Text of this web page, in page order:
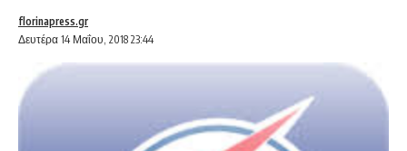
Δευτέρα 14 Μαΐου, 2018 23:44
florinapress.gr